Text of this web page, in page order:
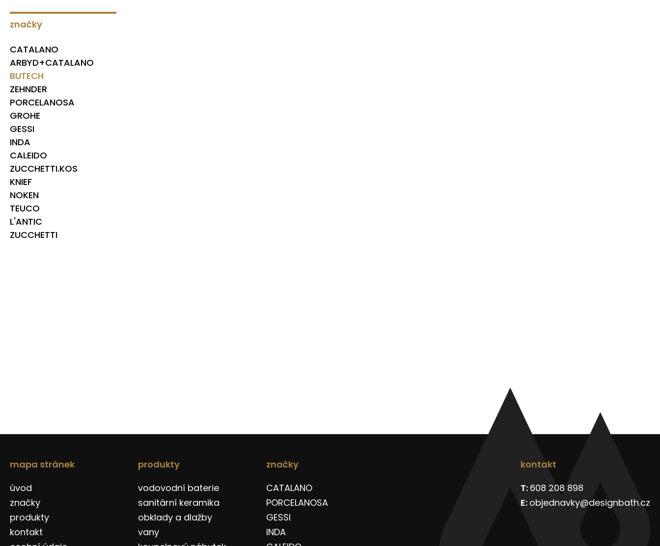
značky
CATALANO
ARBYD+CATALANO
BUTECH
ZEHNDER
PORCELANOSA
GROHE
GESSI
INDA
CALEIDO
ZUCCHETTI.KOS
KNIEF
NOKEN
TEUCO
L'ANTIC
ZUCCHETTI
mapa stránek
úvod
značky
produkty
kontakt
produkty
vodovodní baterie
sanitární keramika
obklady a dlažby
vany
značky
CATALANO
PORCELANOSA
GESSI
INDA
kontakt
608 208 898
objednavky@designbath.cz